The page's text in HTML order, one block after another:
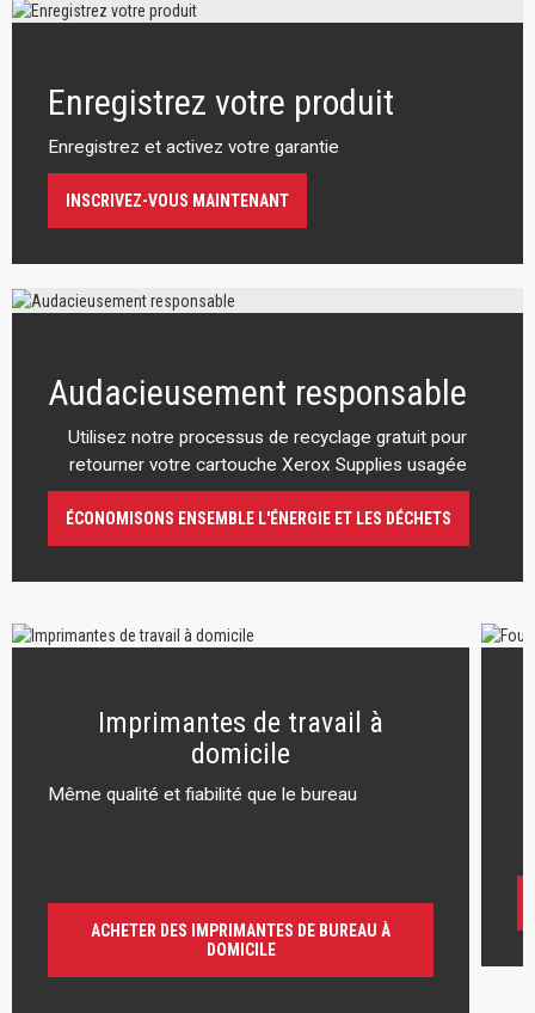
Enregistrez votre produit
Enregistrez et activez votre garantie
INSCRIVEZ-VOUS MAINTENANT
Audacieusement responsable
Utilisez notre processus de recyclage gratuit pour
retourner votre cartouche Xerox Supplies usagée
ÉCONOMISONS ENSEMBLE L'ÉNERGIE ET LES DÉCHETS
Imprimantes de travail à
domicile
Même qualité et fiabilité que le bureau
ACHETER DES IMPRIMANTES DE BUREAU À
DOMICILE